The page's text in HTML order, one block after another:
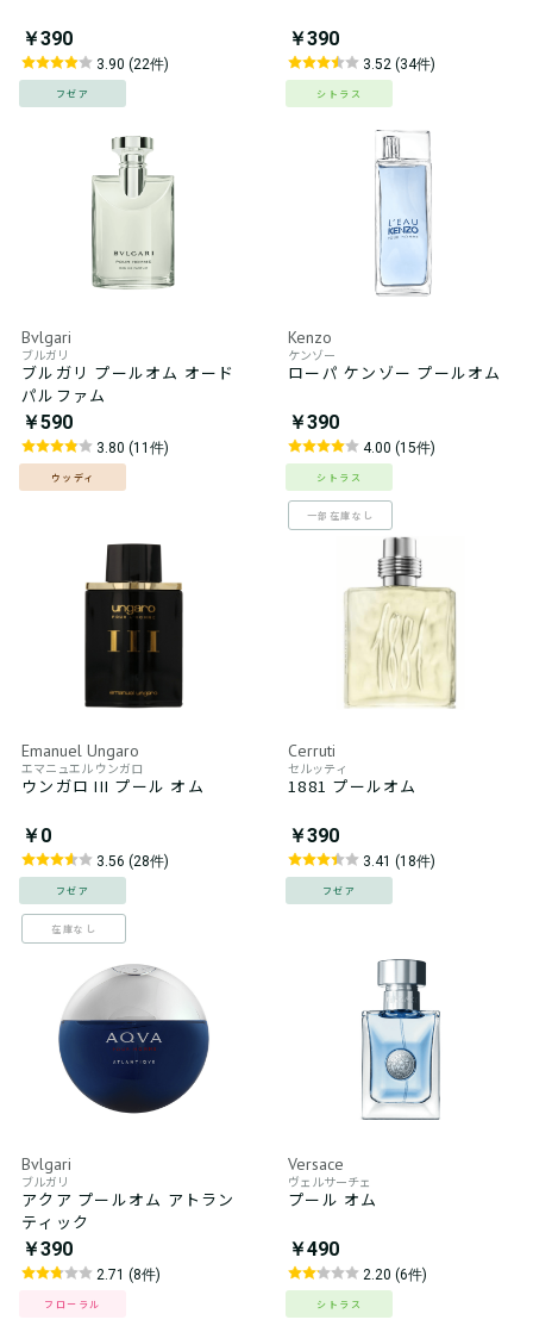
￥390
3.90 (22件)
フゼア
￥390
3.52 (34件)
シトラス
Bvlgari
ブルガリ
ブルガリ プールオム オード
パルファム
￥590
3.80 (11件)
ウッディ
Kenzo
ケンゾー
ローパ ケンゾー プールオム
￥390
4.00 (15件)
シトラス
一部在庫なし
Emanuel Ungaro
エマニュエル ウンガロ
ウンガロ III プール オム
￥0
3.56 (28件)
フゼア
在庫なし
Cerruti
セルッティ
1881 プールオム
￥390
3.41 (18件)
フゼア
Bvlgari
ブルガリ
アクア プールオム アトラン
ティック
￥390
2.71 (8件)
フローラル
Versace
ヴェルサーチェ
プール オム
￥490
2.20 (6件)
シトラス